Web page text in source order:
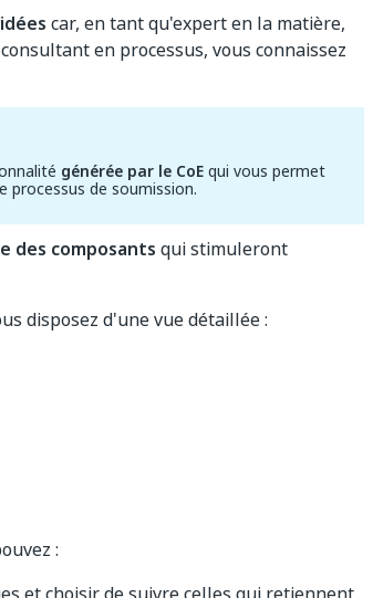
car, en tant qu'expert en la matière,
en processus, vous connaissez
générée par le CoEqui vous permet
processus de soumission.
des composants qui stimuleront
disposez d'une vue détaillée :
: